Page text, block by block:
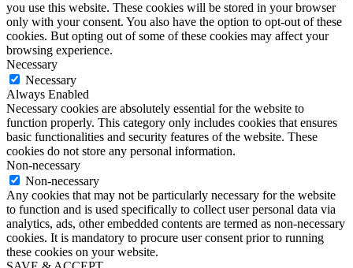
you use this website. These cookies will be stored in your browser
only with your consent. You also have the option to opt-out of these
cookies. But opting out of some of these cookies may affect your
browsing experience.
Necessary
Necessary
Always Enabled
Necessary cookies are absolutely essential for the website to
function properly. This category only includes cookies that ensures
basic functionalities and security features of the website. These
cookies do not store any personal information.
Non-necessary
Non-necessary
Any cookies that may not be particularly necessary for the website
to function and is used specifically to collect user personal data via
analytics, ads, other embedded contents are termed as non-necessary
cookies. It is mandatory to procure user consent prior to running
these cookies on your website.